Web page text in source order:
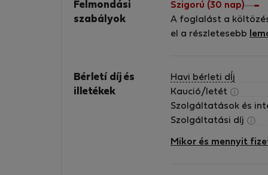
operated serviced apartment providers across
the globe and are united under a single
representation, distribution, sales and
of the Association of International Property
Professionals (AIPP) We have a variety of
apartments for short term letting that are
located in the Warsaw city center, from
comfortable and cosy ones to luxurious
Felmondási
szabályok
Szigorú (30 nap)
A foglalást a
el a részletesebb
Bérletí díj és
illetékek
Havi bérleti dÍj
Kaució/letét
Szolgáltatások és
Szolgáltatási díj
Mikor és mennyit